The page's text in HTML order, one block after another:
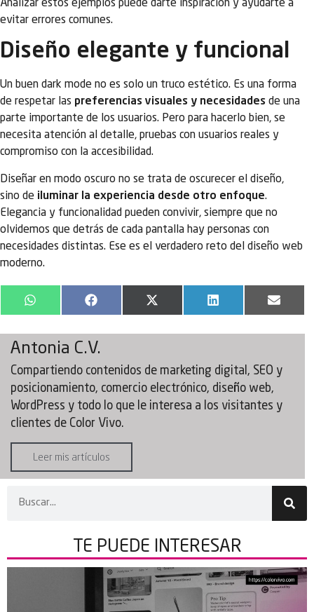
Analizar estos ejemplos puede darte inspiración y ayudarte a
evitar errores comunes.
Diseño elegante y funcional
Un buen dark mode no es solo un truco estético. Es una forma
de respetar las preferencias visuales y necesidades de una
parte importante de los usuarios. Pero para hacerlo bien, se
necesita atención al detalle, pruebas con usuarios reales y
compromiso con la accesibilidad.
Diseñar en modo oscuro no se trata de oscurecer el diseño,
sino de iluminar la experiencia desde otro enfoque.
Elegancia y funcionalidad pueden convivir, siempre que no
olvidemos que detrás de cada pantalla hay personas con
necesidades distintas. Ese es el verdadero reto del diseño web
moderno.
WhatsApp Facebook
X
(Twitter)
LinkedIn Email
Antonia C.V.
Compartiendo contenidos de marketing digital, SEO y
posicionamiento, comercio electrónico, diseño web,
WordPress y todo lo que le interesa a los visitantes y
clientes de Color Vivo.
Leer mis artículos
TE PUEDE INTERESAR